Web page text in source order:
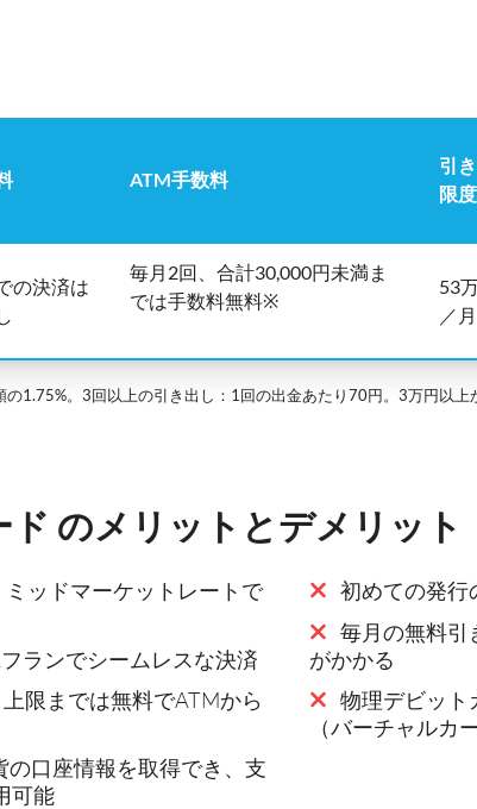
ATM手数料
引
限
の決済は
毎月2回、合計30,000円未満ま
では手数料無料※
53
／月
1.75%。3回以上の引き出し：1回の出金あたり70円。3万円以
のメリットとデメリット
ッドマーケットレートで
ランでシームレスな決済
限までは無料でATMから
口座情報を取得でき、支
可能
初めての発行
毎月の無料引
がかかる
物理デビット
（バーチャルカ